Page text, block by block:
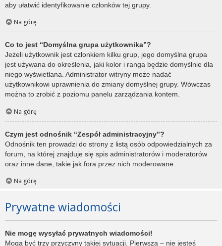
aby ułatwić identyfikowanie członków tej grupy.
Na górę
Co to jest “Domyślna grupa użytkownika”?
Jeżeli użytkownik jest członkiem kilku grup, jego domyślna grupa
jest używana do określenia, jaki kolor i ranga będzie domyślnie dla
niego wyświetlana. Administrator witryny może nadać
użytkownikowi uprawnienia do zmiany domyślnej grupy. Wówczas
można to zrobić z poziomu panelu zarządzania kontem.
Na górę
Czym jest odnośnik “Zespół administracyjny”?
Odnośnik ten prowadzi do strony z listą osób odpowiedzialnych za
forum, na której znajduje się spis administratorów i moderatorów
oraz inne dane, takie jak fora przez nich moderowane.
Na górę
Prywatne wiadomości
Nie mogę wysyłać prywatnych wiadomości!
Mogą być trzy przyczyny takiej sytuacji. Pierwsza – nie jesteś